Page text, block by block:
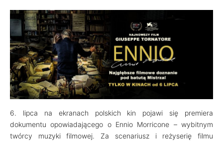
6. lipca na ekranach polskich kin pojawi się premiera
dokumentu opowiadającego o Ennio Morricone – wybitnym
twórcy muzyki filmowej. Za scenariusz i reżyserię filmu